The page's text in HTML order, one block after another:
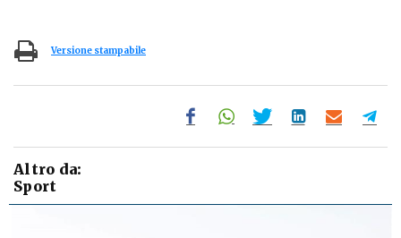
Versione stampabile
Altro da:
Sport